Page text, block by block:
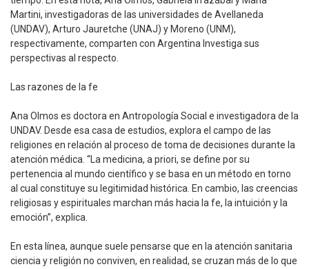
Martini, investigadoras de las universidades de Avellaneda
(UNDAV), Arturo Jauretche (UNAJ) y Moreno (UNM),
respectivamente, comparten con Argentina Investiga sus
perspectivas al respecto.
Las razones de la fe
Ana Olmos es doctora en Antropología Social e investigadora de la
UNDAV. Desde esa casa de estudios, explora el campo de las
religiones en relación al proceso de toma de decisiones durante la
atención médica. “La medicina, a priori, se define por su
pertenencia al mundo científico y se basa en un método en torno
al cual constituye su legitimidad histórica. En cambio, las creencias
religiosas y espirituales marchan más hacia la fe, la intuición y la
emoción”, explica.
En esta línea, aunque suele pensarse que en la atención sanitaria
ciencia y religión no conviven, en realidad, se cruzan más de lo que